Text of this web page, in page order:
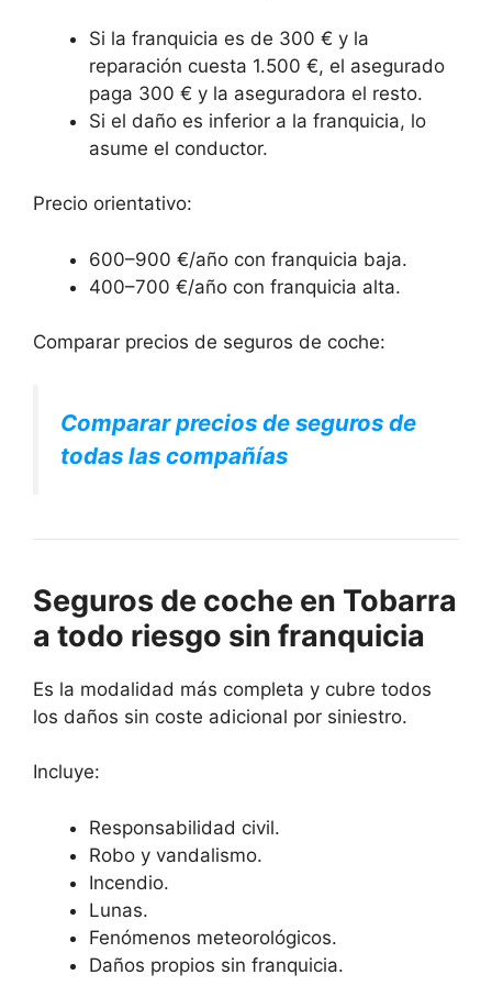
Si la franquicia es de 300 € y la
reparación cuesta 1.500 €, el asegurado
paga 300 € y la aseguradora el resto.
Si el daño es inferior a la franquicia, lo
asume el conductor.
Precio orientativo:
600–900 €/año con franquicia baja.
400–700 €/año con franquicia alta.
Comparar precios de seguros de coche:
Comparar precios de seguros de
todas las compañías
Seguros de coche en Tobarra
a todo riesgo sin franquicia
Es la modalidad más completa y cubre todos
los daños sin coste adicional por siniestro.
Incluye:
Responsabilidad civil.
Robo y vandalismo.
Incendio.
Lunas.
Fenómenos meteorológicos.
Daños propios sin franquicia.